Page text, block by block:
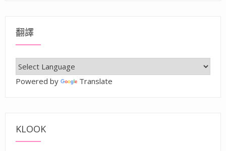
翻譯
Powered by Translate
KLOOK